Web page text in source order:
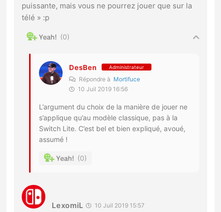
puissante, mais vous ne pourrez jouer que sur la
télé » :p
0
DesBen Administrateur
Répondre à Mortifuce
10 Juil 2019 16:56
L’argument du choix de la manière de jouer ne
s’applique qu’au modèle classique, pas à la
Switch Lite. C’est bel et bien expliqué, avoué,
assumé !
0
LexomiL 10 Juil 2019 15:57